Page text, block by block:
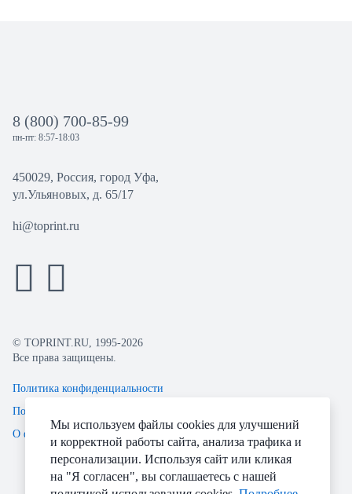
8 (800) 700-85-99
пн-пт: 8:57-18:03
450029, Россия, город Уфа,
ул.Ульяновых, д. 65/17
hi@toprint.ru
© TOPRINT.RU, 1995-2026
Все права защищены.
Политика конфиденциальности
Пользовательское соглашение
О файлах Cookie
Мы используем файлы cookies для улучшений
и корректной работы сайта, анализа трафика и
персонализации. Используя сайт или кликая
на "Я согласен", вы соглашаетесь с нашей